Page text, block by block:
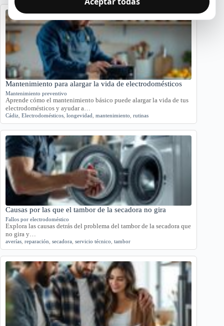
Mantenimiento para alargar la vida de electrodomésticos
Mantenimiento preventivo
Aprende cómo el mantenimiento básico puede alargar la vida de tus
electrodomésticos y ayudar a…
Cádiz Electrodomésticos longevidad mantenimiento rutinas
Causas por las que el tambor de la secadora no gira
Fallos por electrodoméstico
Explora las causas detrás del problema del tambor de la secadora que
no gira y…
averías reparación secadora servicio técnico tambor